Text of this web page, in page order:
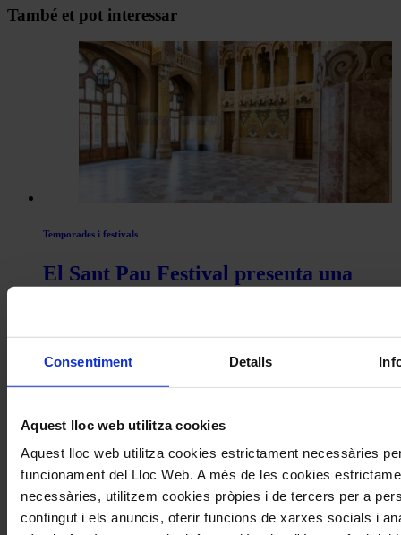
Consentiment Detalls
Aquest lloc web utilitza cookies
Aquest lloc web utilitza cookies estrictament necessàries
funcionament del Lloc Web. A més de les cookies
necessàries, utilitzem cookies pròpies i de tercers per a
contingut i els anuncis, oferir funcions de xarxes socials i
Navegar
També et pot interessar
Temporades i festivals
El Sant Pau Festival presenta una